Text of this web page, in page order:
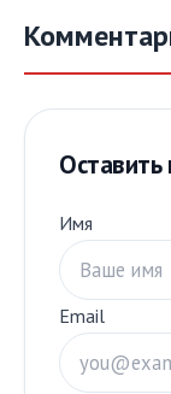
Имя
Email